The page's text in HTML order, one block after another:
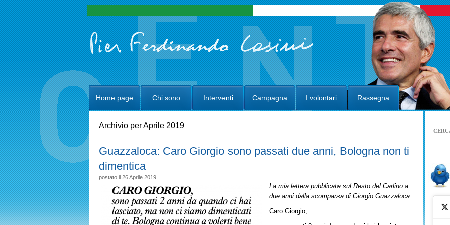
Home page Chi sono Interventi Campagna I volontari Rassegna
Archivio per Aprile 2019
Guazzaloca: Caro Giorgio sono passati due anni, Bologna non ti
dimentica
postato il 26 Aprile 2019
La mia lettera pubblicata sul Resto del Carlino a
due anni dalla scomparsa di Giorgio Guazzaloca
Caro Giorgio,